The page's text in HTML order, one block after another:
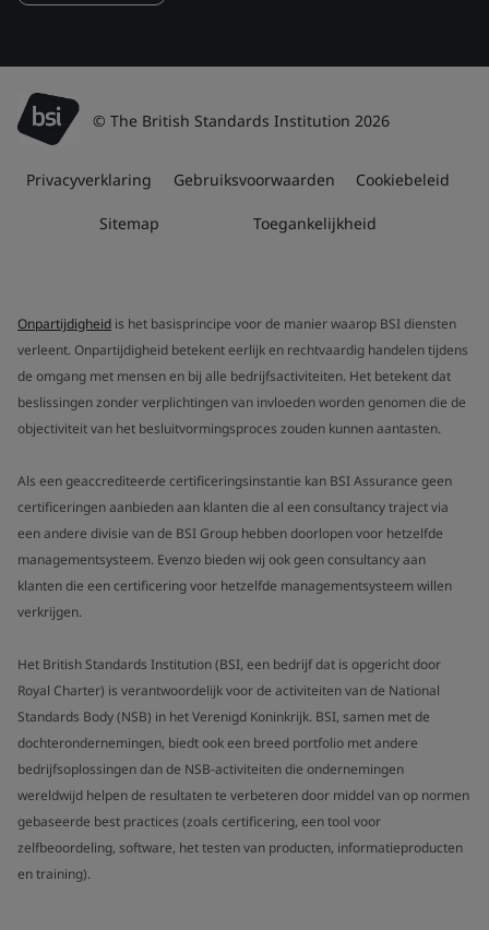
© The British Standards Institution 2026
Privacyverklaring Gebruiksvoorwaarden Cookiebeleid
Sitemap Toegankelijkheid
Onpartijdigheid is het basisprincipe voor de manier waarop BSI diensten
verleent. Onpartijdigheid betekent eerlijk en rechtvaardig handelen tijdens
de omgang met mensen en bij alle bedrijfsactiviteiten. Het betekent dat
beslissingen zonder verplichtingen van invloeden worden genomen die de
objectiviteit van het besluitvormingsproces zouden kunnen aantasten.
Als een geaccrediteerde certificeringsinstantie kan BSI Assurance geen
certificeringen aanbieden aan klanten die al een consultancy traject via
een andere divisie van de BSI Group hebben doorlopen voor hetzelfde
managementsysteem. Evenzo bieden wij ook geen consultancy aan
klanten die een certificering voor hetzelfde managementsysteem willen
verkrijgen.
Het British Standards Institution (BSI, een bedrijf dat is opgericht door
Royal Charter) is verantwoordelijk voor de activiteiten van de National
Standards Body (NSB) in het Verenigd Koninkrijk. BSI, samen met de
dochterondernemingen, biedt ook een breed portfolio met andere
bedrijfsoplossingen dan de NSB-activiteiten die ondernemingen
wereldwijd helpen de resultaten te verbeteren door middel van op normen
gebaseerde best practices (zoals certificering, een tool voor
zelfbeoordeling, software, het testen van producten, informatieproducten
en training).